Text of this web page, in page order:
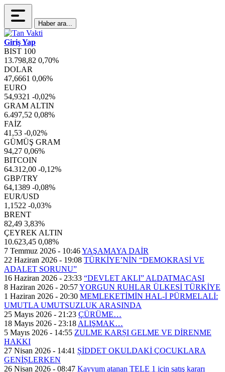
Haber ara...
Giriş Yap
BIST 100
13.798,82 0,70%
DOLAR
47,6661 0,06%
EURO
54,9321 -0,02%
GRAM ALTIN
6.497,52 0,08%
FAİZ
41,53 -0,02%
GÜMÜŞ GRAM
94,27 0,06%
BITCOIN
64.312,00 -0,12%
GBP/TRY
64,1389 -0,08%
EUR/USD
1,1522 -0,03%
BRENT
82,49 3,83%
ÇEYREK ALTIN
10.623,45 0,08%
7 Temmuz 2026 - 10:46YAŞAMAYA DAİR
22 Haziran 2026 - 19:08 TÜRKİYE’NİN “DEMOKRASİ VE
ADALET SORUNU”
16 Haziran 2026 - 23:33 “DEVLET AKLI” ALDATMACASI
8 Haziran 2026 - 20:57YORGUN RUHLAR ÜLKESİ TÜRKİYE
1 Haziran 2026 - 20:30 MEMLEKETİMİN HAL-İ PÜRMELALİ:
UMUTLA UMUTSUZLUK ARASINDA
25 Mayıs 2026 - 21:23 ÇÜRÜME…
18 Mayıs 2026 - 23:18 ALIŞMAK…
5 Mayıs 2026 - 14:55 ZULME KARȘI GELME VE DİRENME
HAKKI
27 Nisan 2026 - 14:41 ȘİDDET OKULDAKİ ÇOCUKLARA
GENİȘLERKEN
26 Nisan 2026 - 08:47 Kayyum atanan TELE 1 için satış kararı